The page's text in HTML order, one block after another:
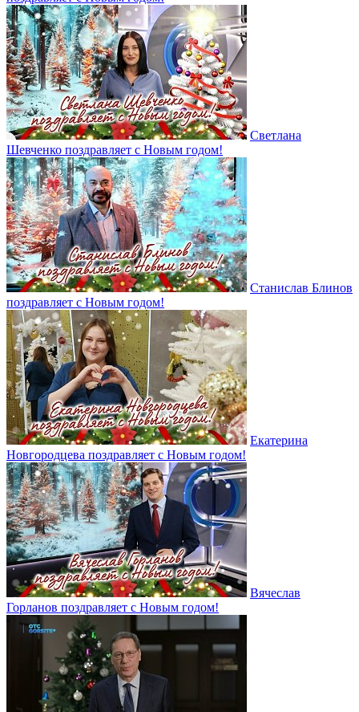
Светлана
Шевченко поздравляет с Новым годом!
Станислав Блинов
поздравляет с Новым годом!
Екатерина
Новгородцева поздравляет с Новым годом!
Вячеслав
Горланов поздравляет с Новым годом!